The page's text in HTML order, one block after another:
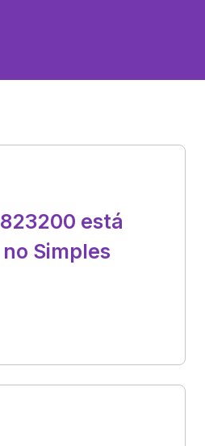
está
Simples